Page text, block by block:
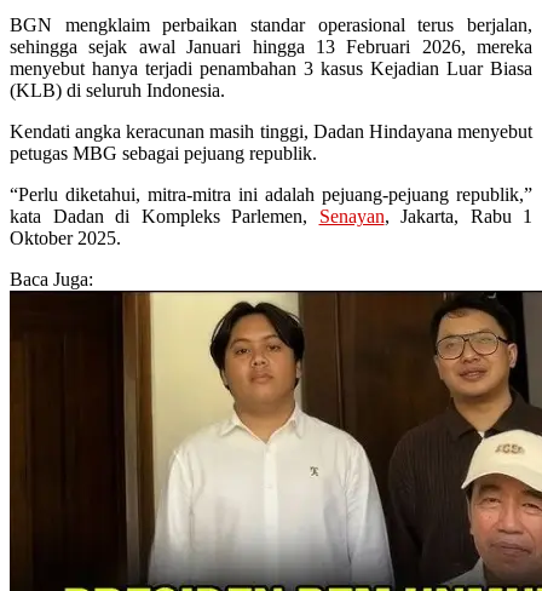
BGN mengklaim perbaikan standar operasional terus berjalan,
sehingga sejak awal Januari hingga 13 Februari 2026, mereka
menyebut hanya terjadi penambahan 3 kasus Kejadian Luar Biasa
(KLB) di seluruh Indonesia.
Kendati angka keracunan masih tinggi, Dadan Hindayana menyebut
petugas MBG sebagai pejuang republik.
“Perlu diketahui, mitra-mitra ini adalah pejuang-pejuang republik,”
kata Dadan di Kompleks Parlemen, Senayan, Jakarta, Rabu 1
Oktober 2025.
Baca Juga: